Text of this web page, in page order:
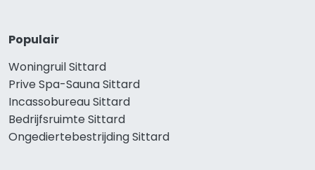
Populair
Woningruil Sittard
Prive Spa-Sauna Sittard
Incassobureau Sittard
Bedrijfsruimte Sittard
Ongediertebestrijding Sittard